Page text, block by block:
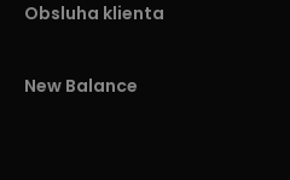
Obsluha klienta
New Balance